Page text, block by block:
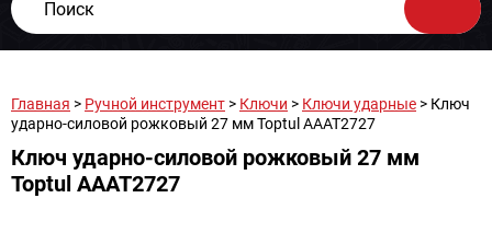
Главная > Ручной инструмент > Ключи > Ключи ударные > Ключ
ударно-силовой рожковый 27 мм Toptul AAAT2727
Ключ ударно-силовой рожковый 27 мм
Toptul AAAT2727